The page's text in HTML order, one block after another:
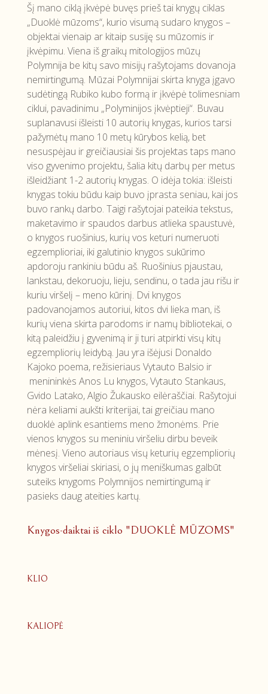
Šį mano ciklą įkvėpė buvęs prieš tai knygų ciklas
„Duoklė mūzoms“, kurio visumą sudaro knygos –
objektai vienaip ar kitaip susiję su mūzomis ir
įkvėpimu. Viena iš graikų mitologijos mūzų
Polymnija be kitų savo misijų rašytojams dovanoja
nemirtingumą. Mūzai Polymnijai skirta knyga įgavo
sudėtingą Rubiko kubo formą ir įkvėpė tolimesniam
ciklui, pavadinimu „Polyminijos įkvėptieji“. Buvau
suplanavusi išleisti 10 autorių knygas, kurios tarsi
pažymėtų mano 10 metų kūrybos kelią, bet
nesuspėjau ir greičiausiai šis projektas taps mano
viso gyvenimo projektu, šalia kitų darbų per metus
išleidžiant 1-2 autorių knygas. O idėja tokia: išleisti
knygas tokiu būdu kaip buvo įprasta seniau, kai jos
buvo rankų darbo. Taigi rašytojai pateikia tekstus,
maketavimo ir spaudos darbus atlieka spaustuvė,
o knygos ruošinius, kurių vos keturi numeruoti
egzemplioriai, iki galutinio knygos sukūrimo
apdoroju rankiniu būdu aš. Ruošinius pjaustau,
lankstau, dekoruoju, lieju, sendinu, o tada jau rišu ir
kuriu viršelį – meno kūrinį. Dvi knygos
padovanojamos autoriui, kitos dvi lieka man, iš
kurių viena skirta parodoms ir namų bibliotekai, o
kitą paleidžiu į gyvenimą ir ji turi atpirkti visų kitų
egzempliorių leidybą. Jau yra išėjusi Donaldo
Kajoko poema, režisieriaus Vytauto Balsio ir
menininkės Anos Lu knygos, Vytauto Stankaus,
Gvido Latako, Algio Žukausko eilėraščiai. Rašytojui
nėra keliami aukšti kriterijai, tai greičiau mano
duoklė aplink esantiems meno žmonėms. Prie
vienos knygos su meniniu viršeliu dirbu beveik
mėnesį. Vieno autoriaus visų keturių egzempliorių
knygos viršeliai skiriasi, o jų meniškumas galbūt
suteiks knygoms Polymnijos nemirtingumą ir
pasieks daug ateities kartų.
Knygos-daiktai iš ciklo "DUOKLĖ MŪZOMS"
KLIO
KALIOPĖ